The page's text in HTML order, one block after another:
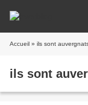
Accueil » ils sont
ils sont